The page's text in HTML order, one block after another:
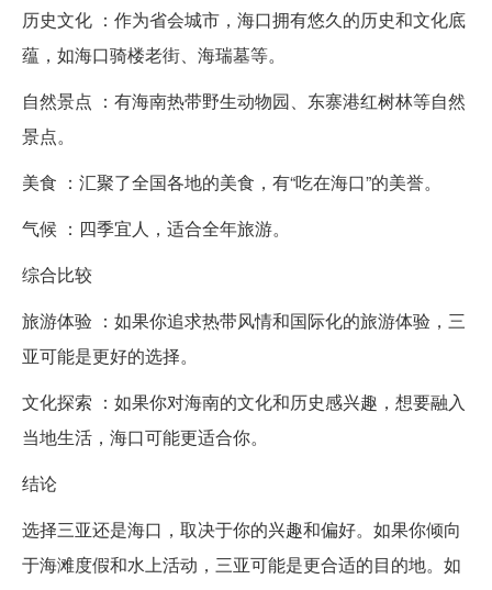
历史文化 ：作为省会城市，海口拥有悠久的历史和文化底
蕴，如海口骑楼老街、海瑞墓等。
自然景点 ：有海南热带野生动物园、东寨港红树林等自然
景点。
美食 ：汇聚了全国各地的美食，有“吃在海口”的美誉。
气候 ：四季宜人，适合全年旅游。
综合比较
旅游体验 ：如果你追求热带风情和国际化的旅游体验，三
亚可能是更好的选择。
文化探索 ：如果你对海南的文化和历史感兴趣，想要融入
当地生活，海口可能更适合你。
结论
选择三亚还是海口，取决于你的兴趣和偏好。如果你倾向
于海滩度假和水上活动，三亚可能是更合适的目的地。如